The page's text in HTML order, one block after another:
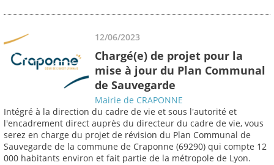
12/06/2023
Chargé(e) de projet pour la
mise à jour du Plan Communal
de Sauvegarde
Mairie de CRAPONNE
Intégré à la direction du cadre de vie et sous l'autorité et
l'encadrement direct auprès du directeur du cadre de vie, vous
serez en charge du projet de révision du Plan Communal de
Sauvegarde de la commune de Craponne (69290) qui compte 12
000 habitants environ et fait partie de la métropole de Lyon.